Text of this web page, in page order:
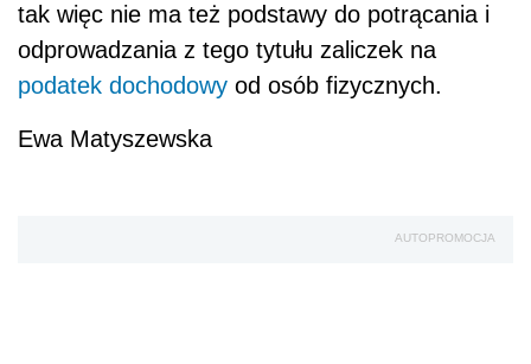
tak więc nie ma też podstawy do potrącania i
odprowadzania z tego tytułu zaliczek na
podatek dochodowy od osób fizycznych.
Ewa Matyszewska
AUTOPROMOCJA